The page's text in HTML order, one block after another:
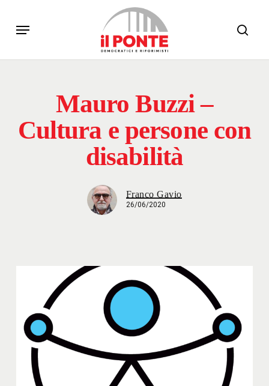
main
Menu
Mauro Buzzi –
Cultura e persone con
disabilità
Franco Gavio
26/06/2020